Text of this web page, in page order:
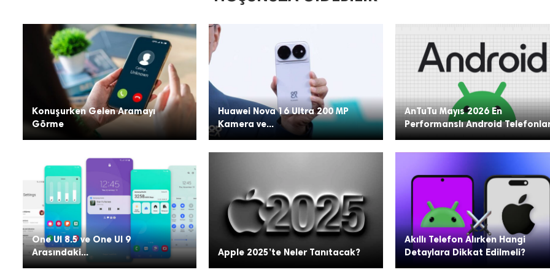
Konuşurken Gelen Aramayı
Görme
Huawei Nova 16 Ultra 200 MP
Kamera ve...
AnTuTu Mayıs 2026 En
Performanslı Android
One UI 8.5 ve One UI 9
Arasındaki...
Apple 2025’te Neler Tanıtacak?
Akıllı Telefon Alırken Hangi
Detaylara Dikkat Edilmeli?